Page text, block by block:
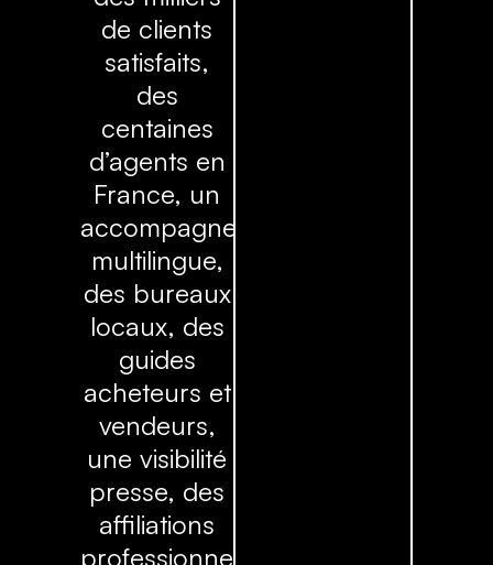
de clients
satisfaits,
des
centaines
d’agents en
France, un
accompagnement
multilingue,
des bureaux
locaux, des
guides
acheteurs et
vendeurs,
une visibilité
presse, des
affiliations
professionnelles